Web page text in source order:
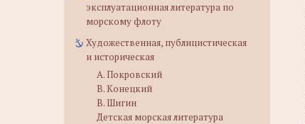
эксплуатационная литература по
морскому флоту
Художественная, публицистическая
и историческая
А. Покровский
В. Конецкий
В. Шигин
Детская морская литература